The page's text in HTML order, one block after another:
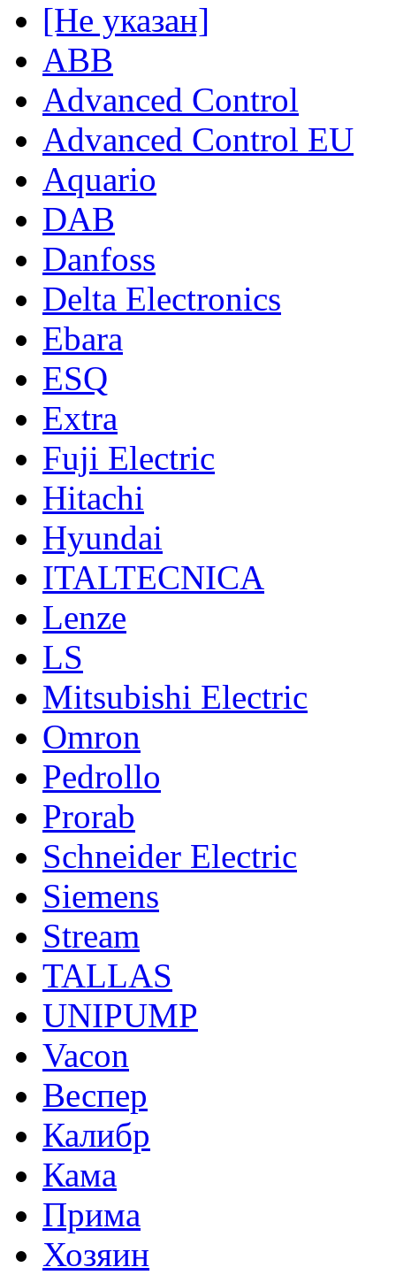
[Не указан]
ABB
Advanced Control
Advanced Control EU
Aquario
DAB
Danfoss
Delta Electronics
Ebara
ESQ
Extra
Fuji Electric
Hitachi
Hyundai
ITALTECNICA
Lenze
LS
Mitsubishi Electric
Omron
Pedrollo
Prorab
Schneider Electric
Siemens
Stream
TALLAS
UNIPUMP
Vacon
Веспер
Калибр
Кама
Прима
Хозяин